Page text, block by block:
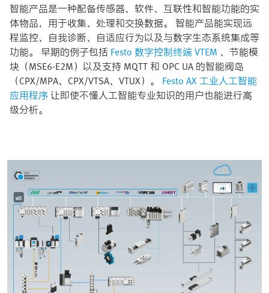
智能产品是一种配备传感器、软件、互联性和智能功能的实
体物品，用于收集、处理和交换数据。 智能产品能实现远
程监控、自我诊断、自适应行为以及与数字生态系统集成等
功能。 早期的例子包括 Festo 数字控制终端 VTEM 、节能模
块（MSE6-E2M）以及支持 MQTT 和 OPC UA 的智能阀岛
（CPX/MPA、CPX/VTSA、VTUX）。 Festo AX 工业人工智能
应用程序让即使不懂人工智能专业知识的用户也能进行高
级分析。